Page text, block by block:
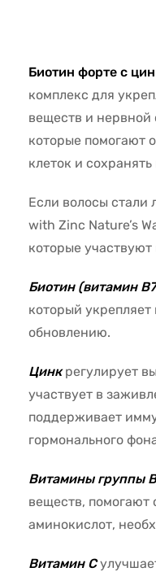
Биотин форте с
комплекс для
веществ и нервной
которые помогают
клеток и
Если волосы стали
with Zinc Nature’s
которые
Биотин (витамин
который
обновлению.
Цинкрегулирует
участвует в
поддерживает
гормонального
Витамины группы
веществ, помогают
аминокислот,
Витамин C